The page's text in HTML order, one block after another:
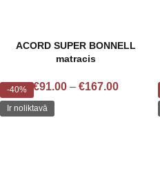
ACORD SUPER BONNELL
matracis
€91.00 – €167.00
-40%
Ir noliktavā